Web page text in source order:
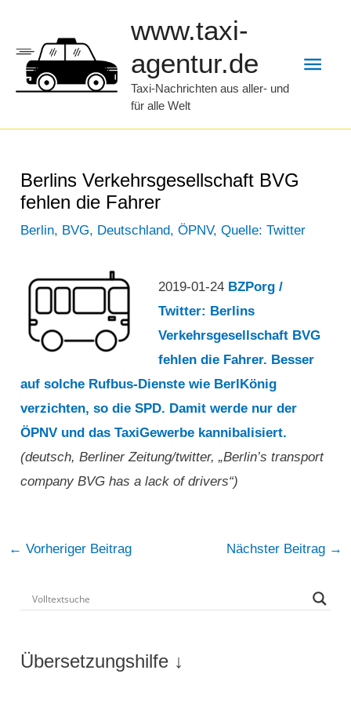
springen
www.taxi-
agentur.de
Taxi-Nachrichten aus aller- und
für alle Welt
Berlins Verkehrsgesellschaft BVG
fehlen die Fahrer
Berlin, BVG, Deutschland,ÖPNV,Quelle: Twitter
2019-01-24 BZPorg /
Twitter: Berlins
Verkehrsgesellschaft BVG
fehlen die Fahrer. Besser
auf solche Rufbus-Dienste wie BerlKönig
verzichten, so die SPD. Damit werde nur der
ÖPNV und das TaxiGewerbe kannibalisiert.
(deutsch, Berliner Zeitung/twitter, „Berlin’s transport
company BVG has a lack of drivers“)
Post
← Vorheriger Beitrag Nächster Beitrag →
Übersetzungshilfe ↓